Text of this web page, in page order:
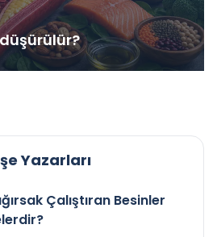
Yazarları
Çalıştıran Besinler